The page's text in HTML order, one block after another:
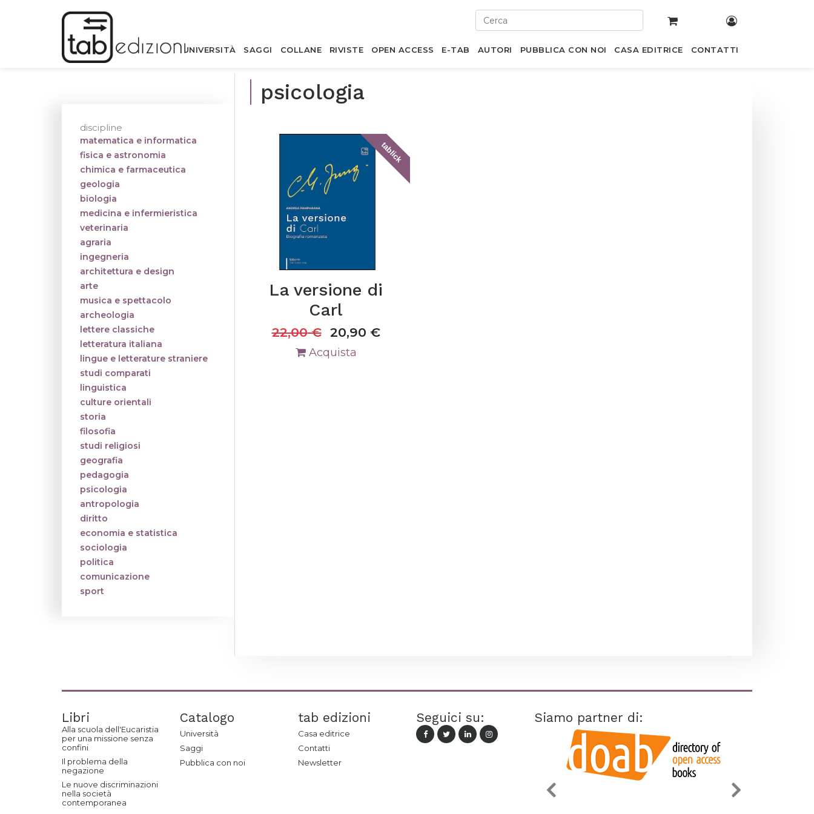
UNIVERSITÀ SAGGI COLLANE RIVISTE OPEN ACCESS E-TAB AUTORI PUBBLICA CON NOI CASA EDITRICE CONTATTI
psicologia
discipline
matematica e informatica
fisica e astronomia
chimica e farmaceutica
geologia
biologia
medicina e infermieristica
veterinaria
agraria
ingegneria
architettura e design
arte
musica e spettacolo
archeologia
lettere classiche
letteratura italiana
lingue e letterature straniere
studi comparati
linguistica
culture orientali
storia
filosofia
studi religiosi
geografia
pedagogia
psicologia
antropologia
diritto
economia e statistica
sociologia
politica
comunicazione
sport
tablick
La versione di
Carl
22,00€ 20,90 €
Acquista
Libri
Alla scuola dell'Eucaristia
per una missione senza
confini
Il problema della
negazione
Le nuove discriminazioni
nella società
contemporanea
Catalogo
Università
Saggi
Pubblica con noi
tab edizioni
Casa editrice
Contatti
Newsletter
Seguici su: Siamo partner di: